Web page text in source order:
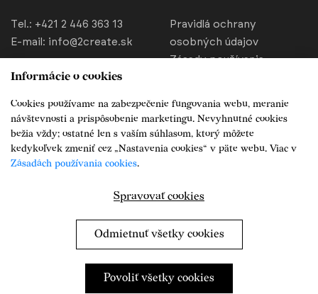
Tel.: +421 2 446 363 13
E-mail: info@2create.sk
Pravidlá ochrany
osobných údajov
Zásady používania
Všeobecné obchodné
podmienky
Podmienky zasielania SMS
Informácie o cookies
Cookies používame na zabezpečenie fungovania webu, meranie
návštevnosti a prispôsobenie marketingu. Nevyhnutné cookies
bežia vždy; ostatné len s vaším súhlasom, ktorý môžete
kedykoľvek zmeniť cez „Nastavenia cookies“ v päte webu. Viac v
Zásadách používania cookies.
Spravovať cookies
Odmietnuť všetky cookies
Povoliť všetky cookies